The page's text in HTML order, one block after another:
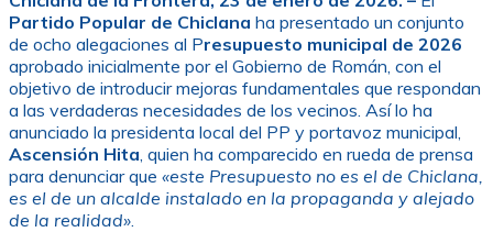
Partido Popular de Chiclana ha presentado un conjunto
de ocho alegaciones al Presupuesto municipal de 2026
aprobado inicialmente por el Gobierno de Román, con el
objetivo de introducir mejoras fundamentales que respondan
a las verdaderas necesidades de los vecinos. Así lo ha
anunciado la presidenta local del PP y portavoz municipal,
Ascensión Hita , quien ha comparecido en rueda de prensa
para denunciar que «este Presupuesto no es el de Chiclana,
es el de un alcalde instalado en la propaganda y alejado
de la realidad»